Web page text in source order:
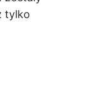
tylko